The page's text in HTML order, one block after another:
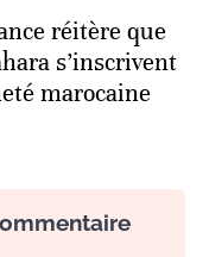
réitère que
s’inscrivent
marocaine